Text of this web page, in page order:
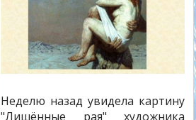
Неделю назад увидела картину
"Лишённые рая" художника